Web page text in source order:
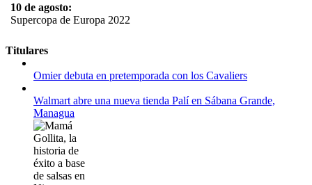
10 de agosto:
Supercopa de Europa 2022
11 al 21 de agosto:
Campeonato Europeo de Natación 2022
12 de agosto:
Empieza La Liga 2022-2023
Titulares
Omier debuta en pretemporada con los Cavaliers
Walmart abre una nueva tienda Palí en Sábana Grande,
Managua